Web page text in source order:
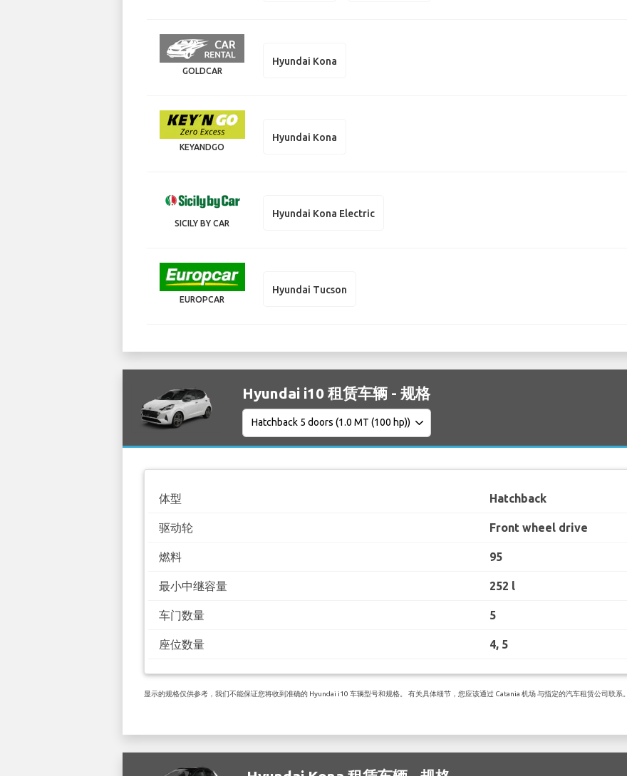
GOLDCAR
Hyundai Kona
KEYANDGO
Hyundai Kona
SICILY BY CAR
Hyundai Kona Electric
EUROPCAR
Hyundai Tucson
Hyundai i10 租赁车辆 - 规格
体型 Hatchback
驱动轮 Front wheel drive
燃料 95
最小中继容量 252 l
车门数量 5
座位数量 4, 5
显示的规格仅供参考，我们不能保证您将收到准确的 Hyundai i10 车辆型号和规格。 有关具体细节，您应该通过 Catania 机场 与指定的汽车租赁公司联系。